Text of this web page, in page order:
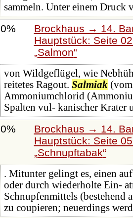
sammeln. Unter einem Druck
0%
Brockhaus → 14.
Hauptstück: Seite
Salmon
von Wildgeflügel, wie
reitetes Ragout. Salmiak(vom
Ammoniumchlorid
Spalten vul- kanischer Krater
0%
Brockhaus → 14.
Hauptstück: Seite
Schnupftabak
. Mitunter gelingt es, einen
oder durch wiederholte Ein-
Schnupfenmittels (bestehend
zu coupieren; neuerdings